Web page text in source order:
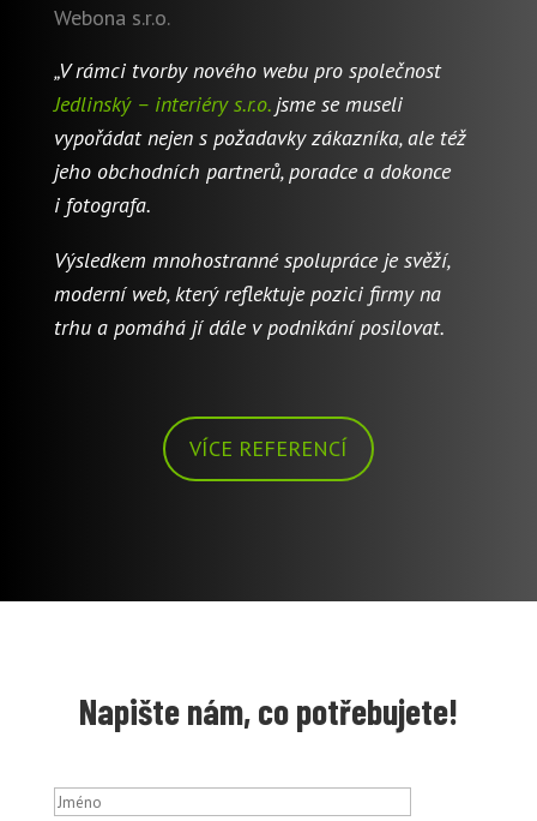
Webona s.r.o.
„V rámci tvorby nového webu pro společnost
Jedlinský – interiéry s.r.o.jsme se museli
vypořádat nejen s požadavky zákazníka, ale též
jeho obchodních partnerů, poradce a dokonce
i fotografa.
Výsledkem mnohostranné spolupráce je svěží,
moderní web, který reflektuje pozici firmy na
trhu a pomáhá jí dále v podnikání posilovat.
VÍCE REFERENCÍ
Napište nám, co potřebujete!